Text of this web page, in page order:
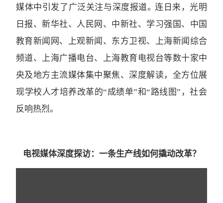
媒体中引发了广泛关注与深度报道。连日来，光明
日报、新华社、人民网、中新社、学习强国、中国
教育新闻网、上观新闻、东方卫视、上海新闻综合
频道、上海广播电台、上海教育电视台等数十家中
央及地方主流媒体集中聚焦、深度解读，全方位展
现学校人才培养改革的“成绩单”和“路线图”，社会
反响热烈。
电视媒体深度探访： 一条生产线如何撬动改革？